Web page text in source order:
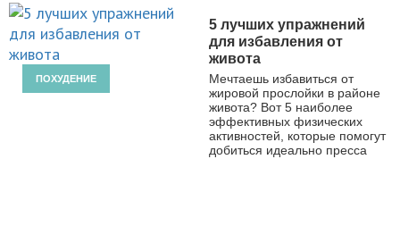
ПОХУДЕНИЕ
5 лучших упражнений
для избавления от
живота
Мечтаешь избавиться от
жировой прослойки в районе
живота? Вот 5 наиболее
эффективных физических
активностей, которые помогут
добиться идеально пресса